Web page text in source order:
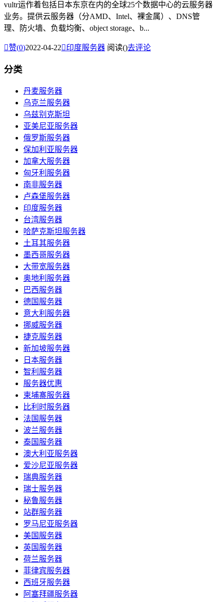
vultr运作着包括日本东京在内的全球25个数据中心的云服务器
业务。提供云服务器（分AMD、Intel、裸金属）、DNS管
理、防火墙、负载均衡、object storage、b...
赞(0)2022-04-22印度服务器 阅读()去评论
分类
丹麦服务器
乌克兰服务器
乌兹别克斯坦
亚美尼亚服务器
俄罗斯服务器
保加利亚服务器
加拿大服务器
匈牙利服务器
南非服务器
卢森堡服务器
印度服务器
台湾服务器
哈萨克斯坦服务器
土耳其服务器
墨西哥服务器
大带宽服务器
奥地利服务器
巴西服务器
德国服务器
意大利服务器
挪威服务器
捷克服务器
新加坡服务器
日本服务器
智利服务器
服务器优惠
柬埔寨服务器
比利时服务器
法国服务器
波兰服务器
泰国服务器
澳大利亚服务器
爱沙尼亚服务器
瑞典服务器
瑞士服务器
秘鲁服务器
站群服务器
罗马尼亚服务器
美国服务器
英国服务器
荷兰服务器
菲律宾服务器
西班牙服务器
阿塞拜疆服务器